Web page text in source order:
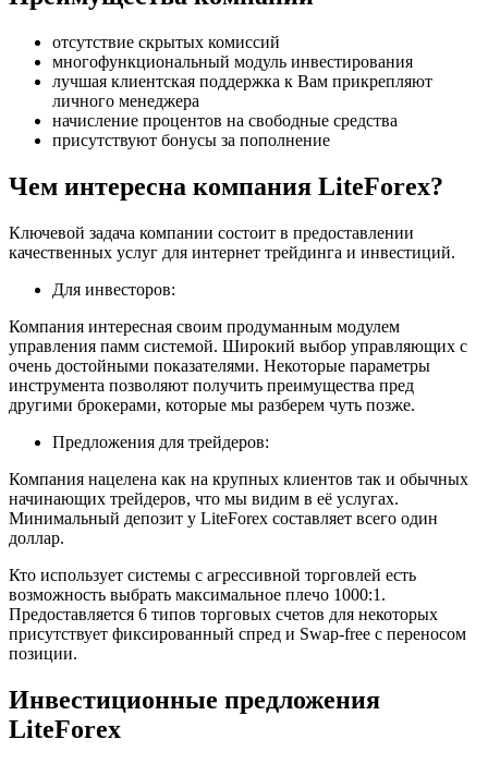
отсутствие скрытых комиссий
многофункциональный модуль инвестирования
лучшая клиентская поддержка к Вам прикрепляют
личного менеджера
начисление процентов на свободные средства
присутствуют бонусы за пополнение
Чем интересна компания LiteForex?
Ключевой задача компании состоит в предоставлении
качественных услуг для интернет трейдинга и инвестиций.
Для инвесторов:
Компания интересная своим продуманным модулем
управления памм системой. Широкий выбор управляющих с
очень достойными показателями. Некоторые параметры
инструмента позволяют получить преимущества пред
другими брокерами, которые мы разберем чуть позже.
Предложения для трейдеров:
Компания нацелена как на крупных клиентов так и обычных
начинающих трейдеров, что мы видим в её услугах.
Минимальный депозит у LiteForex составляет всего один
доллар.
Кто использует системы с агрессивной торговлей есть
возможность выбрать максимальное плечо 1000:1.
Предоставляется 6 типов торговых счетов для некоторых
присутствует фиксированный спред и Swap-free с переносом
позиции.
Инвестиционные предложения
LiteForex